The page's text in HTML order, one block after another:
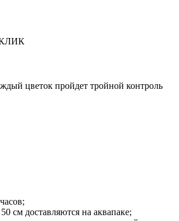
цветок пройдет тройной контроль
см доставляются на аквапаке;